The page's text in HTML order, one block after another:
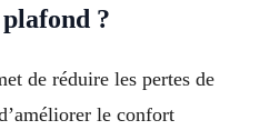
?
de réduire les pertes de
le confort